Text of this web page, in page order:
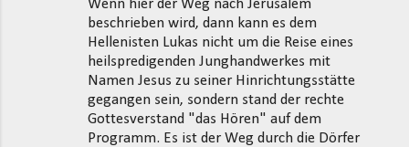
Wenn hier der Weg nach Jerusalem
beschrieben wird, dann kann es dem
Hellenisten Lukas nicht um die Reise eines
heilspredigenden Junghandwerkes mit
Namen Jesus zu seiner Hinrichtungsstätte
gegangen sein, sondern stand der rechte
Gottesverstand "das Hören" auf dem
Programm. Es ist der Weg durch die Dörfer